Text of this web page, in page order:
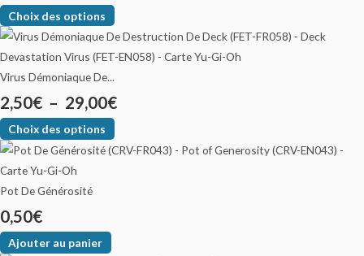
Choix des options
Virus Démoniaque De...
2,50€ – 29,00€
Choix des options
Pot De Générosité
0,50€
Ajouter au panier